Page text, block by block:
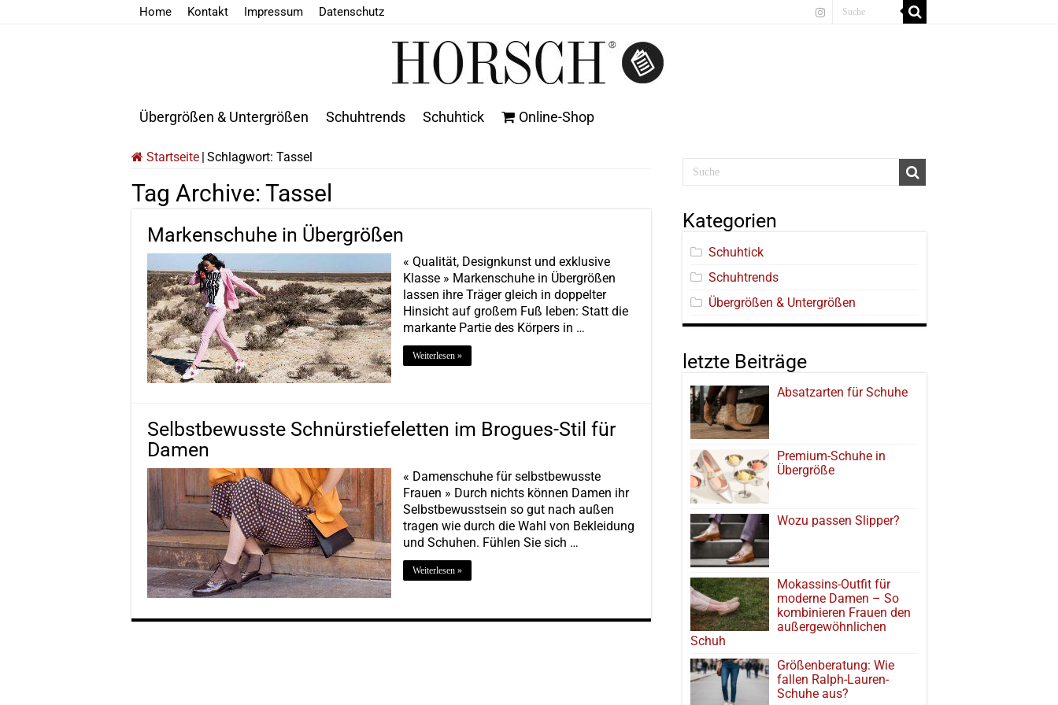
Home Kontakt Impressum Datenschutz
Übergrößen & Untergrößen Schuhtrends Schuhtick Online-Shop
Startseite Schlagwort: Tassel
Tag Archive: Tassel
Markenschuhe in Übergrößen
« Qualität, Designkunst und exklusive
Klasse » Markenschuhe in Übergrößen
lassen ihre Träger gleich in doppelter
Hinsicht auf großem Fuß leben: Statt die
markante Partie des Körpers in …
Weiterlesen »
Selbstbewusste Schnürstiefeletten im Brogues-Stil für
Damen
« Damenschuhe für selbstbewusste
Frauen » Durch nichts können Damen ihr
Selbstbewusstsein so gut nach außen
tragen wie durch die Wahl von Bekleidung
und Schuhen. Fühlen Sie sich …
Weiterlesen »
Kategorien
Schuhtick
Schuhtrends
Übergrößen & Untergrößen
letzte Beiträge
Absatzarten für Schuhe
Premium-Schuhe in
Übergröße
Wozu passen Slipper?
Mokassins-Outfit für
moderne Damen – So
kombinieren Frauen den
außergewöhnlichen
Schuh
Größenberatung: Wie
fallen Ralph-Lauren-
Schuhe aus?